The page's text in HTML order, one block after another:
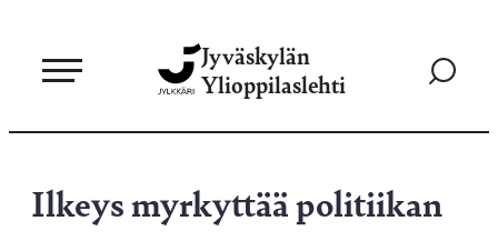
sisältöön
Jyväskylän
Ylioppilaslehti
Siirry
Ilkeys myrkyttää politiikan